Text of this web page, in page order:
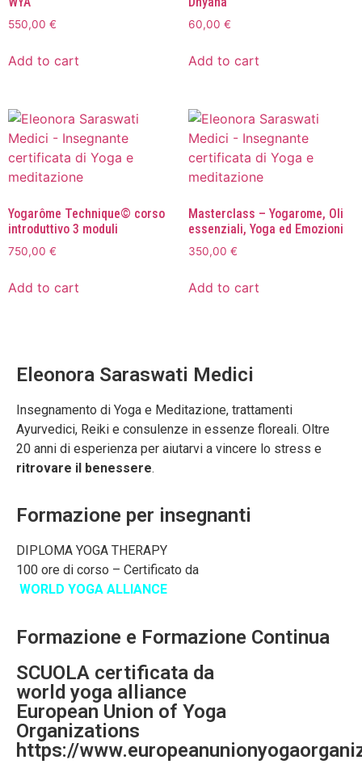
550,00 €
Add to cart
60,00 €
Add to cart
Yogarôme Technique© corso
introduttivo 3 moduli
750,00 €
Add to cart
Masterclass – Yogarome, Oli
essenziali, Yoga ed Emozioni
350,00 €
Add to cart
Eleonora Saraswati Medici
Insegnamento di Yoga e Meditazione, trattamenti
Ayurvedici, Reiki e consulenze in essenze floreali. Oltre
20 anni di esperienza per aiutarvi a vincere lo stress e
ritrovare il benessere.
Formazione per insegnanti
DIPLOMA YOGA THERAPY
100 ore di corso – Certificato da
WORLD YOGA ALLIANCE
Formazione e Formazione Continua
SCUOLA certificata da
world yoga alliance
European Union of Yoga
Organizations
https://